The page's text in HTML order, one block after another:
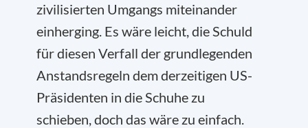
zivilisierten Umgangs miteinander
einherging. Es wäre leicht, die Schuld
für diesen Verfall der grundlegenden
Anstandsregeln dem derzeitigen US-
Präsidenten in die Schuhe zu
schieben, doch das wäre zu einfach.